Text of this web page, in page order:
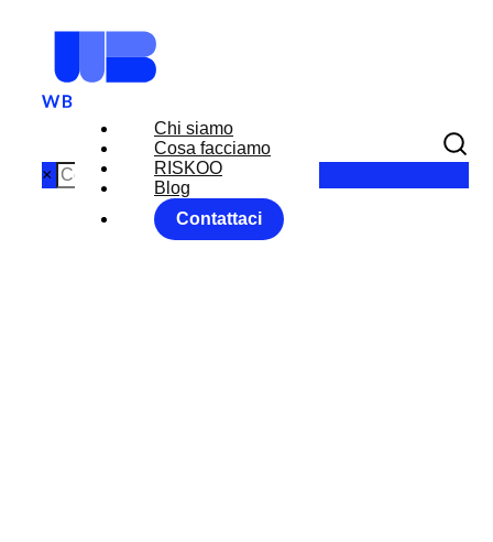
Chi siamo
Cosa facciamo
RISKOO
Blog
Contattaci
×
MARKET